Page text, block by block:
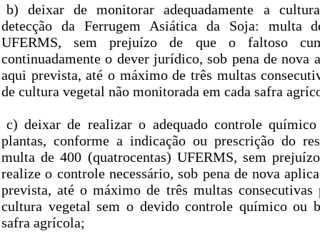
b) deixar de monitorar adequadamente a
detecção da Ferrugem Asiática da Soja: multa
UFERMS, sem prejuízo de que o faltoso
continuadamente o dever jurídico, sob pena de nova
aqui prevista, até o máximo de três multas
de cultura vegetal não monitorada em cada safra
c) deixar de realizar o adequado controle
plantas, conforme a indicação ou prescrição do
multa de 400 (quatrocentas) UFERMS, sem
realize o controle necessário, sob pena de nova
prevista, até o máximo de três multas consecutivas
cultura vegetal sem o devido controle químico ou
safra agrícola;